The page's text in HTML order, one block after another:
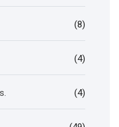
(8)
(4)
(4)